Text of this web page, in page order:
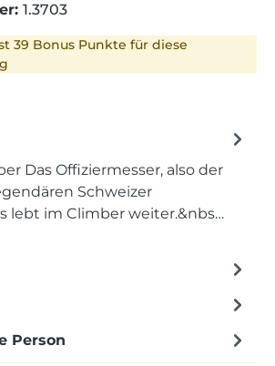
1.3703
39 Bonus Punkte für diese
Das Offiziermesser, also der
Schweizer
lebt im Climber weiter.&nbs…
Person